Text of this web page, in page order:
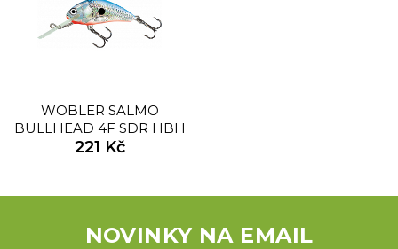
WOBLER SALMO
BULLHEAD 4F SDR HBH
221 Kč
NOVINKY NA EMAIL